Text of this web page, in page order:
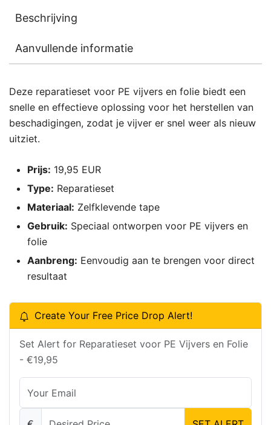
Beschrijving
Aanvullende informatie
Deze reparatieset voor PE vijvers en folie biedt een
snelle en effectieve oplossing voor het herstellen van
beschadigingen, zodat je vijver er snel weer als nieuw
uitziet.
Prijs: 19,95 EUR
Type: Reparatieset
Materiaal: Zelfklevende tape
Gebruik: Speciaal ontworpen voor PE vijvers en
folie
Aanbreng: Eenvoudig aan te brengen voor direct
resultaat
Create Your Free Price Drop Alert!
Set Alert for Reparatieset voor PE Vijvers en Folie
- €19,95